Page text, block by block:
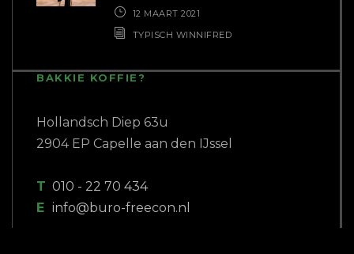
12 MAART 2021
TYPISCH WINNIFRED
BAKKIE KOFFIE?
Hollandsch Diep 63u
2904 EP Capelle aan den IJssel
T 010 - 22 70 434
E info@buro-freecon.nl